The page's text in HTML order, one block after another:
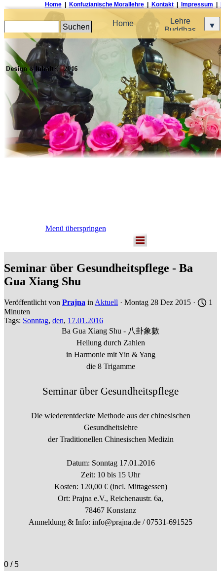
Direkt zum Seiteninhalt
Seminar über
Gesundheitspflege - Ba Gua
Xiang Shu
Menü überspringen
Home
Lehre
Buddhas
▼
Seminar über Gesundheitspflege - Ba
Gua Xiang Shu
Veröffentlicht von Prajna in Aktuell · Montag 28 Dez 2015 ·
1
Minuten
Tags: Sonntag, den, 17.01.2016
Ba Gua Xiang Shu - 八卦象數
Heilung durch Zahlen
in Harmonie mit Yin & Yang
die 8 Trigamme
Seminar über Gesundheitspflege
Die wiederentdeckte Methode aus der chinesischen
Gesundheitslehre
der Traditionellen Chinesischen Medizin
Datum: Sonntag 17.01.2016
Zeit: 10 bis 15 Uhr
Kosten: 120,00 € (incl. Mittagessen)
Ort: Prajna e.V., Reichenaustr. 6a,
78467 Konstanz
Anmeldung & Info: info@prajna.de / 07531-691525
0 /5
Home| Konfuzianische Morallehre| Kontakt| Impressum
Suchen